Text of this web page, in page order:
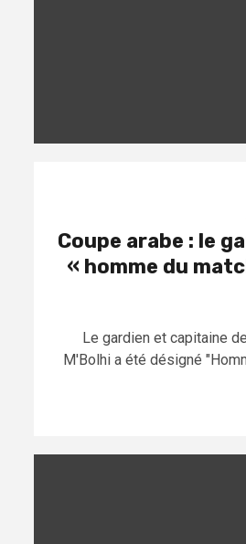
Coupe arabe : le
« homme du
Le gardien et capitaine
M'Bolhi a été désigné